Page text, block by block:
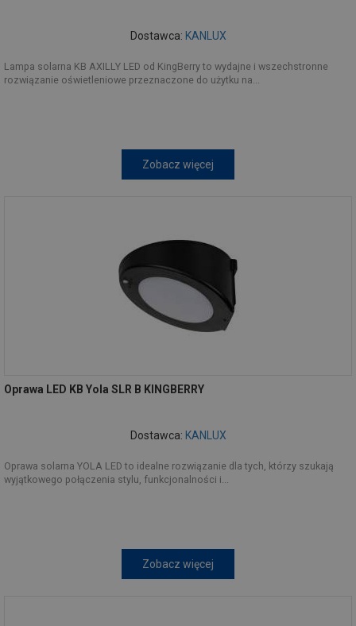
Dostawca: KANLUX
Lampa solarna KB AXILLY LED od KingBerry to wydajne i wszechstronne
rozwiązanie oświetleniowe przeznaczone do użytku na...
Zobacz więcej
Oprawa LED KB Yola SLR B KINGBERRY
Dostawca: KANLUX
Oprawa solarna YOLA LED to idealne rozwiązanie dla tych, którzy szukają
wyjątkowego połączenia stylu, funkcjonalności i...
Zobacz więcej